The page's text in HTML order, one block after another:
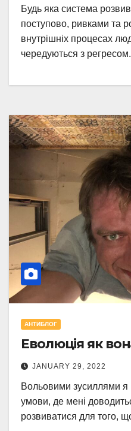
Будь яка система
поступово, ривками та
внутрішніх процесах
чередуються з
АНТИБЛОГ
Еволюція як
JANUARY 29, 2022
Вольовими зусиллями я
умови, де мені
розвиватися для того,